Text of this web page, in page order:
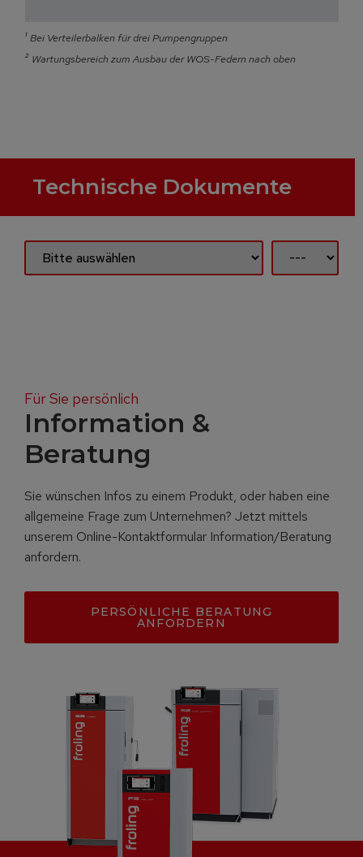
¹Bei Verteilerbalken für drei Pumpengruppen
² Wartungsbereich zum Ausbau der WOS-Federn nach oben
Technische Dokumente
Für Sie persönlich
Information &
Beratung
Sie wünschen Infos zu einem Produkt, oder haben eine
allgemeine Frage zum Unternehmen? Jetzt mittels
unserem Online-Kontaktformular Information/Beratung
anfordern.
PERSÖNLICHE BERATUNG
ANFORDERN